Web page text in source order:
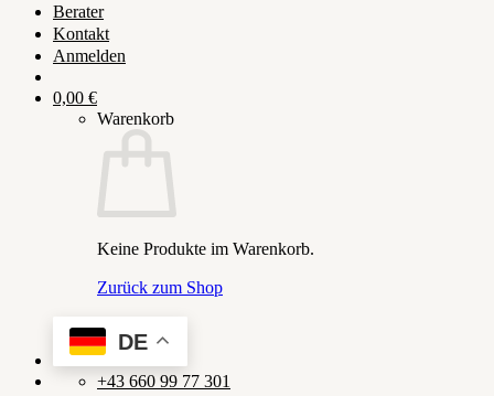
Berater
Kontakt
Anmelden
0,00 €
Warenkorb
Keine Produkte im Warenkorb.
Zurück zum Shop
DE
+43 660 99 77 301